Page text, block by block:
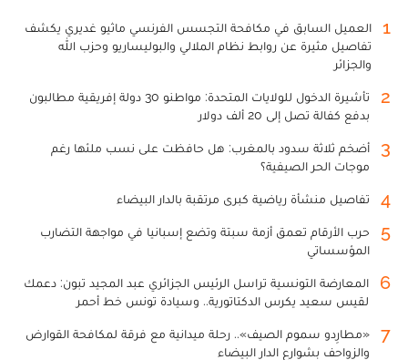
1
العميل السابق في مكافحة التجسس الفرنسي ماثيو غديري يكشف
تفاصيل مثيرة عن روابط نظام الملالي والبوليساريو وحزب الله
والجزائر
2
تأشيرة الدخول للولايات المتحدة: مواطنو 30 دولة إفريقية مطالبون
بدفع كفالة تصل إلى 20 ألف دولار
3
أضخم ثلاثة سدود بالمغرب: هل حافظت على نسب ملئها رغم
موجات الحر الصيفية؟
4 تفاصيل منشأة رياضية كبرى مرتقبة بالدار البيضاء
5
حرب الأرقام تعمق أزمة سبتة وتضع إسبانيا في مواجهة التضارب
المؤسساتي
6
المعارضة التونسية تراسل الرئيس الجزائري عبد المجيد تبون: دعمك
لقيس سعيد يكرس الدكتاتورية.. وسيادة تونس خط أحمر
7
«مطارِدو سموم الصيف».. رحلة ميدانية مع فرقة لمكافحة القوارض
والزواحف بشوارع الدار البيضاء